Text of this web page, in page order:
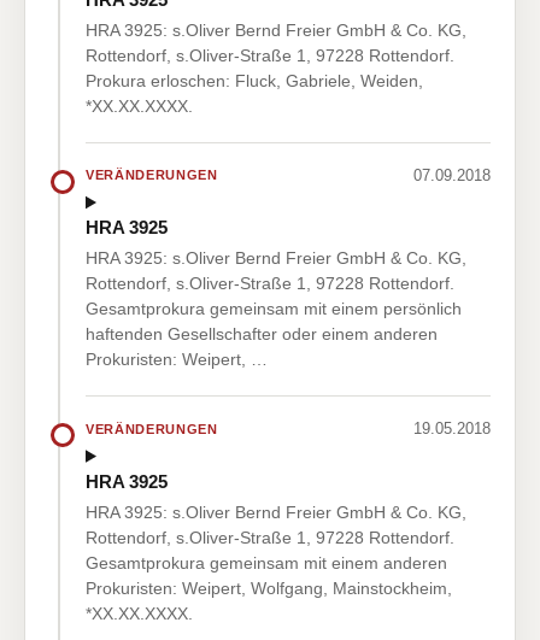
HRA 3925: s.Oliver Bernd Freier GmbH & Co. KG,
Rottendorf, s.Oliver-Straße 1, 97228 Rottendorf.
Prokura erloschen: Fluck, Gabriele, Weiden,
*XX.XX.XXXX.
VERÄNDERUNGEN 07.09.2018
HRA 3925
HRA 3925: s.Oliver Bernd Freier GmbH & Co. KG,
Rottendorf, s.Oliver-Straße 1, 97228 Rottendorf.
Gesamtprokura gemeinsam mit einem persönlich
haftenden Gesellschafter oder einem anderen
Prokuristen: Weipert, …
VERÄNDERUNGEN 19.05.2018
HRA 3925
HRA 3925: s.Oliver Bernd Freier GmbH & Co. KG,
Rottendorf, s.Oliver-Straße 1, 97228 Rottendorf.
Gesamtprokura gemeinsam mit einem anderen
Prokuristen: Weipert, Wolfgang, Mainstockheim,
*XX.XX.XXXX.